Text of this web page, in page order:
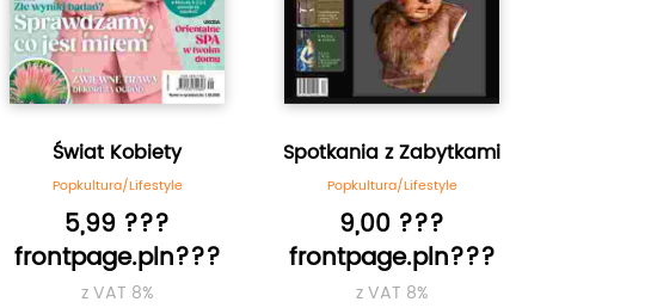
Świat Kobiety
Popkultura/Lifestyle
5,99 ???
frontpage.pln???
z VAT 8%
Spotkania z Zabytkami
Popkultura/Lifestyle
9,00 ???
frontpage.pln???
z VAT 8%